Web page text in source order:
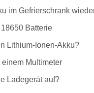
im Gefrierschrank
Batterie
Lithium-Ionen-Akku?
Multimeter
Ladegerät auf?